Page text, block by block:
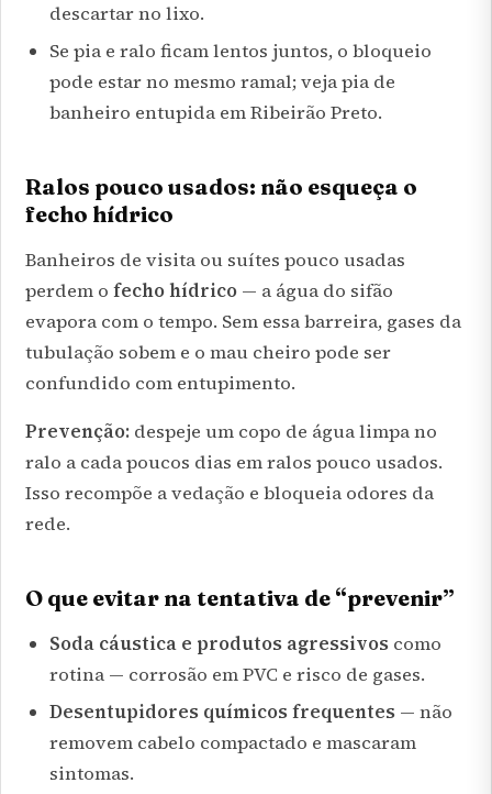
descartar no lixo.
Se pia e ralo ficam lentos juntos, o bloqueio
pode estar no mesmo ramal; vejapia de
banheiro entupida em Ribeirão Preto.
Ralos pouco usados: não esqueça o
fecho hídrico
Banheiros de visita ou suítes pouco usadas
perdem ofecho hídrico — a água do sifão
evapora com o tempo. Sem essa barreira, gases da
tubulação sobem e o mau cheiro pode ser
confundido com entupimento.
Prevenção: despeje um copo de água limpa no
ralo a cada poucos dias em ralos pouco usados.
Isso recompõe a vedação e bloqueia odores da
rede.
O que evitar na tentativa de “prevenir”
Soda cáustica e produtos agressivoscomo
rotina — corrosão em PVC e risco de gases.
Desentupidores químicos frequentes— não
removem cabelo compactado e mascaram
sintomas.